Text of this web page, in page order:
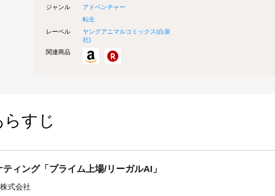
ジャンル
アドベンチャー
転生
レーベル
ヤングアニマルコミックス(白泉
社)
関連商品
すじ
ィング「プライム上場/リーガルAI」
式会社